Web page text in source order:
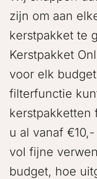
zijn om aan
kerstpakket te
Kerstpakket
voor elk
filterfunctie
kerstpakketten
u al vanaf
vol fijne
budget, hoe